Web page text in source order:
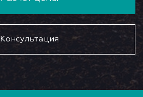
Консультация